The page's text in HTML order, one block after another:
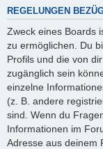
REGELUNGEN
Zweck eines Boards
zu ermöglichen. Du
Profils und die von
zugänglich sein
einzelne
(z. B. andere
sind. Wenn du
Informationen im
Adresse aus deinem